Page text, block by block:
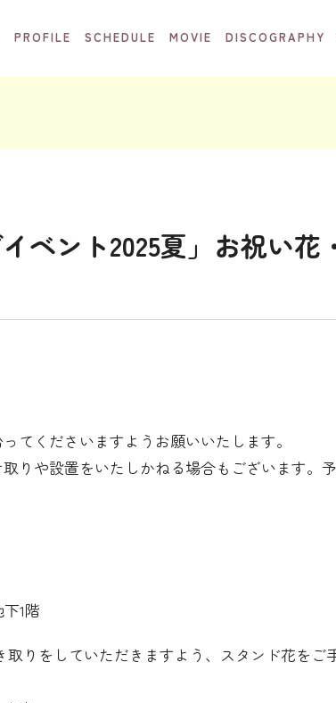
PROFILE SCHEDULE MOVIE DISCOGRAPHY
ベント2025夏」お祝い花
てくださいますようお願いいたします。
りや設置をいたしかねる場合もございます。予
1階
りをしていただきますよう、スタンド花をご